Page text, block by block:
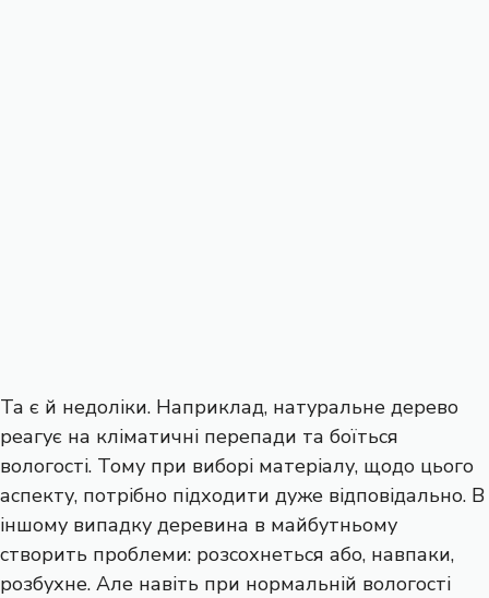
Та є й недоліки. Наприклад, натуральне дерево
реагує на кліматичні перепади та боїться
вологості. Тому при виборі матеріалу, щодо цього
аспекту, потрібно підходити дуже відповідально. В
іншому випадку деревина в майбутньому
створить проблеми: розсохнеться або, навпаки,
розбухне. Але навіть при нормальній вологості